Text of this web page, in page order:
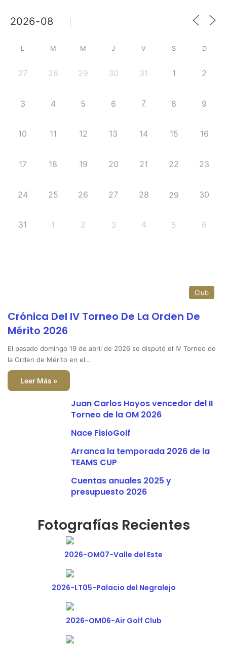
L M M J V S D
27 28 29 30 31 1 2
3 4 5 6 7 8 9
10 11 12 13 14 15 16
17 18 19 20 21 22 23
24 25 26 27 28 29 30
31 1 2 3 4 5 6
Club
Crónica Del IV Torneo De La Orden De
Mérito 2026
El pasado domingo 19 de abril de 2026 se disputó el IV Torneo de
la Orden de Mérito en el…
Leer Más »
Juan Carlos Hoyos vencedor del II
Torneo de la OM 2026
Nace FisioGolf
Arranca la temporada 2026 de la
TEAMS CUP
Cuentas anuales 2025 y
presupuesto 2026
Fotografías Recientes
2026-OM07-Valle del Este
2026-LT05-Palacio del Negralejo
2026-OM06-Air Golf Club